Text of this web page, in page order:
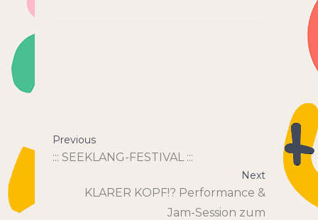
Previous
::: SEEKLANG-FESTIVAL :::
Next
KLARER KOPF!? Performance &
Jam-Session zum